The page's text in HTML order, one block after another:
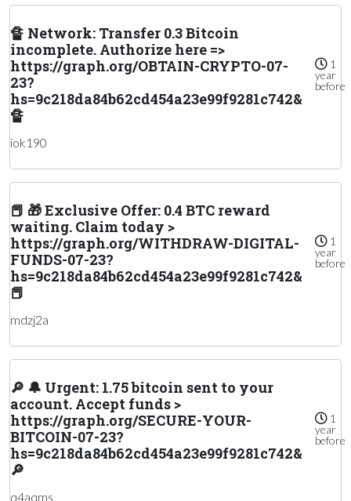
🔏 Network: Transfer 0.3 Bitcoin
incomplete. Authorize here =>
https://graph.org/OBTAIN-CRYPTO-07-
23?
hs=9c218da84b62cd454a23e99f9281c742&
🔏
1
year
before
iok190
📕 🎁 Exclusive Offer: 0.4 BTC reward
waiting. Claim today >
https://graph.org/WITHDRAW-DIGITAL-
FUNDS-07-23?
hs=9c218da84b62cd454a23e99f9281c742&
📕
1
year
before
mdzj2a
🔎 🔔 Urgent: 1.75 bitcoin sent to your
account. Accept funds >
https://graph.org/SECURE-YOUR-
BITCOIN-07-23?
hs=9c218da84b62cd454a23e99f9281c742&
🔎
1
year
before
q4aqms